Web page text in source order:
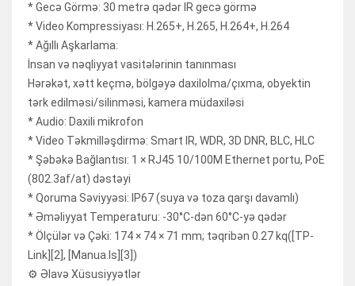
* Gecə Görmə: 30 metrə qədər IR gecə görmə
* Video Kompressiyası: H.265+, H.265, H.264+, H.264
* Ağıllı Aşkarlama:
İnsan və nəqliyyat vasitələrinin tanınması
Hərəkət, xətt keçmə, bölgəyə daxilolma/çıxma, obyektin
tərk edilməsi/silinməsi, kamera müdaxiləsi
* Audio: Daxili mikrofon
* Video Təkmilləşdirmə: Smart IR, WDR, 3D DNR, BLC, HLC
* Şəbəkə Bağlantısı: 1 × RJ45 10/100M Ethernet portu, PoE
(802.3af/at) dəstəyi
* Qoruma Səviyyəsi: IP67 (suya və toza qarşı davamlı)
* Əməliyyat Temperaturu: -30°C-dən 60°C-yə qədər
* Ölçülər və Çəki: 174 × 74 × 71 mm; təqribən 0.27 kq([TP-
Link][2], [Manua.ls][3])
⚙️ Əlavə Xüsusiyyətlər